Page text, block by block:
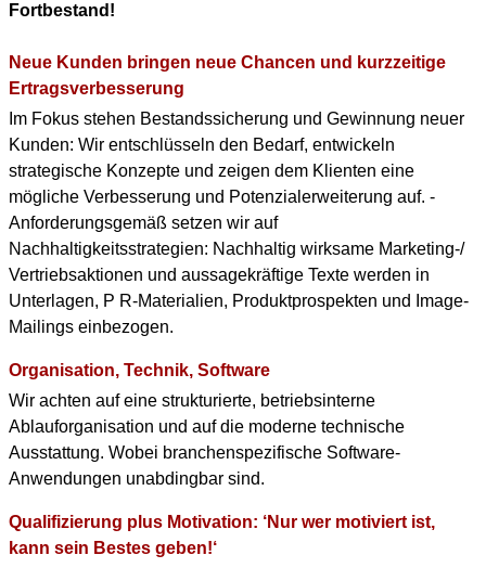
Fortbestand!
Neue Kunden bringen neue Chancen und kurzzeitige
Ertragsverbesserung
Im Fokus stehen Bestandssicherung und Gewinnung neuer
Kunden: Wir entschlüsseln den Bedarf, entwickeln
strategische Konzepte und zeigen dem Klienten eine
mögliche Verbesserung und Potenzialerweiterung auf. -
Anforderungsgemäß setzen wir auf
Nachhaltigkeitsstrategien: Nachhaltig wirksame Marketing-/
Vertriebsaktionen und aussagekräftige Texte werden in
Unterlagen, P R-Materialien, Produktprospekten und Image-
Mailings einbezogen.
Organisation, Technik, Software
Wir achten auf eine strukturierte, betriebsinterne
Ablauforganisation und auf die moderne technische
Ausstattung. Wobei branchenspezifische Software-
Anwendungen unabdingbar sind.
Qualifizierung plus Motivation: ‘Nur wer motiviert ist,
kann sein Bestes geben!‘